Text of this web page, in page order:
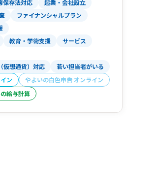
保存法対応
起業・会社設立
ファイナンシャルプラン
教育・学術支援
サービス
仮想通貨）対応 若い担当者がいる
ン
やよいの白色申告 オンライン
給与計算